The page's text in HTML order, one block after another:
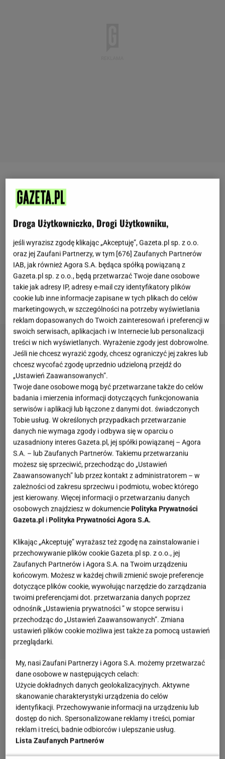
znanych połączeniach, żeby smakował całej
składników, które na pierwszy rzut oka do siebie nie
pasują.Delikatny kurczak, słodkie winogrona, ser i
orzechytworzą kompozycję, która jest wyrazista,
ale jednocześnie lekka.To dobra propozycja dla
osób, które lubią przygotować coś prostego, a przy
okazji zaskoczyć domowników nowym smakiem.
Zobacz wideoŚledź pod szubą
Jaką sałatkę można zrobić na szybko? Kurczak i
orzechy dbają o sycący smak
Połączenie mięsa z owocami od dawna cieszy się
Droga Użytkowniczko, Drogi Użytkowniku,
jeśli wyrazisz zgodę klikając „Akceptuję”, Gazeta.pl sp. z o.o.
oraz jej Zaufani Partnerzy, w tym [676] Zaufanych Partnerów
IAB, jak również Agora S.A. będąca spółką powiązaną z
Gazeta.pl sp. z o.o., będą przetwarzać Twoje dane osobowe
takie jak adresy IP, adresy e-mail czy identyfikatory plików
cookie lub inne informacje zapisane w tych plikach do celów
marketingowych, w szczególności na potrzeby wyświetlania
reklam dopasowanych do Twoich zainteresowań i preferencji w
swoich serwisach, aplikacjach i w Internecie lub personalizacji
treści w nich wyświetlanych. Wyrażenie zgody jest dobrowolne.
Jeśli nie chcesz wyrazić zgody, chcesz ograniczyć jej zakres lub
chcesz wycofać zgodę uprzednio udzieloną przejdź do
„Ustawień Zaawansowanych”.
Twoje dane osobowe mogą być przetwarzane także do celów
badania i mierzenia informacji dotyczących funkcjonowania
serwisów i aplikacji lub łączone z danymi dot. świadczonych
Tobie usług. W określonych przypadkach przetwarzanie
danych nie wymaga zgody i odbywa się w oparciu o
uzasadniony interes Gazeta.pl, jej spółki powiązanej – Agora
S.A. – lub Zaufanych Partnerów. Takiemu przetwarzaniu
możesz się sprzeciwić, przechodząc do „Ustawień
Zaawansowanych” lub przez kontakt z administratorem – w
zależności od zakresu sprzeciwu i podmiotu, wobec którego
jest kierowany. Więcej informacji o przetwarzaniu danych
osobowych znajdziesz w dokumenciePolityka Prywatności
Gazeta.pl iPolityka Prywatności Agora S.A.
Klikając „Akceptuję” wyrażasz też zgodę na zainstalowanie i
przechowywanie plików cookie Gazeta.pl sp. z o.o., jej
Zaufanych Partnerów i Agora S.A. na Twoim urządzeniu
końcowym. Możesz w każdej chwili zmienić swoje preferencje
dotyczące plików cookie, wywołując narzędzie do zarządzania
twoimi preferencjami dot. przetwarzania danych poprzez
odnośnik „Ustawienia prywatności ” w stopce serwisu i
przechodząc do „Ustawień Zaawansowanych”. Zmiana
ustawień plików cookie możliwa jest także za pomocą ustawień
przeglądarki.
My, nasi Zaufani Partnerzy i Agora S.A. możemy przetwarzać
dane osobowe w następujących celach:
Użycie dokładnych danych geolokalizacyjnych. Aktywne
skanowanie charakterystyki urządzenia do celów
identyfikacji. Przechowywanie informacji na urządzeniu lub
dostęp do nich. Spersonalizowane reklamy i treści, pomiar
reklam i treści, badnie odbiorców i ulepszanie usług.
Lista Zaufanych Partnerów